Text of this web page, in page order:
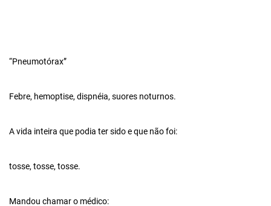
“Pneumotórax”
Febre, hemoptise, dispnéia, suores noturnos.
A vida inteira que podia ter sido e que não foi:
tosse, tosse, tosse.
Mandou chamar o médico: